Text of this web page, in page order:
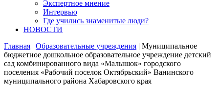
Экспертное мнение
Интервью
Где учились знаменитые люди?
НОВОСТИ
Главная | Образовательные учреждения | Муниципальное
бюджетное дошкольное образовательное учреждение детский
сад комбинированного вида «Малышок» городского
поселения «Рабочий поселок Октябрьский» Ванинского
муниципального района Хабаровского края